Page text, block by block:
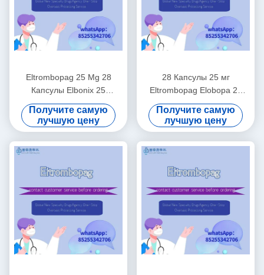
Eltrombopag 25 Mg 28
Капсулы Elbonix 25
Препараты для лечения
тромбоцитопении
Получите самую
лучшую цену
28 Капсулы 25 мг
Eltrombopag Elobopa 25
Препараты для лечения
тромбоцитопении
Получите самую
лучшую цену